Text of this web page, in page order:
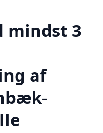
mindst 3
af